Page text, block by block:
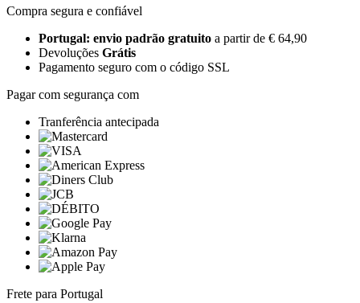
Compra segura e confiável
Portugal: envio padrão gratuito a partir de € 64,90
Devoluções Grátis
Pagamento seguro com o código SSL
Pagar com segurança com
Tranferência antecipada
Frete para Portugal